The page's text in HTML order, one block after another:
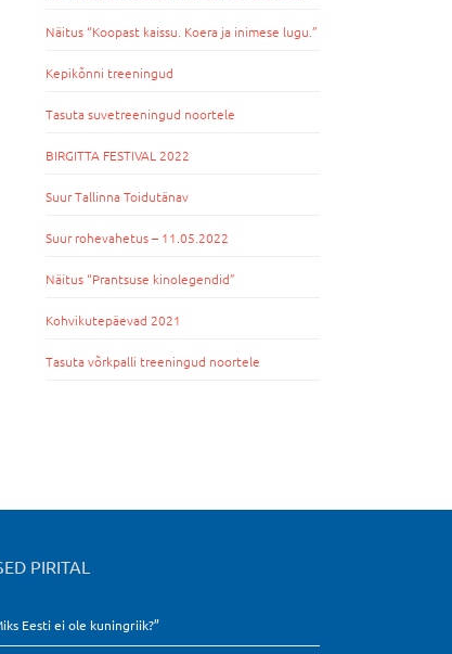
Näitus “Koopast kaissu. Koera ja inimese lugu.”
Kepikõnni treeningud
Tasuta suvetreeningud noortele
BIRGITTA FESTIVAL 2022
Suur Tallinna Toidutänav
Suur rohevahetus – 11.05.2022
Näitus “Prantsuse kinolegendid”
Kohvikutepäevad 2021
Tasuta võrkpalli treeningud noortele
PIRITAL
Eesti ei ole kuningriik?”